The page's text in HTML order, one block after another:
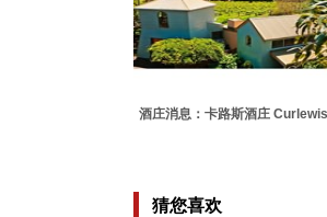
酒庄消息：卡路斯酒庄 Curlewis
猜您喜欢